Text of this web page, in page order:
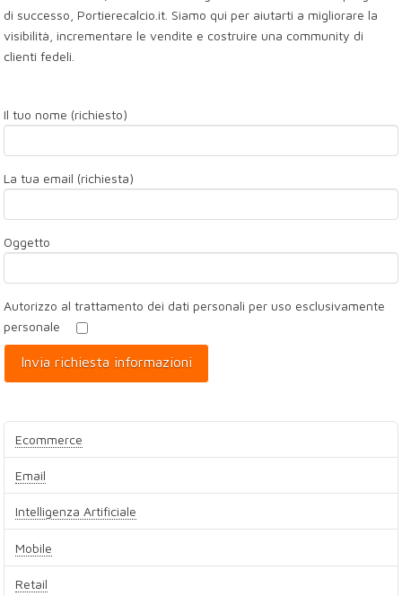
di successo, Portierecalcio.it. Siamo qui per aiutarti a migliorare la
visibilità, incrementare le vendite e costruire una community di
clienti fedeli.
Il tuo nome (richiesto)
La tua email (richiesta)
Oggetto
Autorizzo al trattamento dei dati personali per uso esclusivamente
personale
Ecommerce
Email
Intelligenza Artificiale
Mobile
Retail